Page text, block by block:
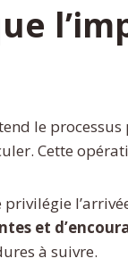
le
Cette
et
à suivre.